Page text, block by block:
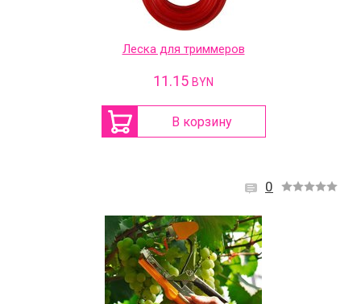
Леска для триммеров
11.15 BYN
В корзину
0